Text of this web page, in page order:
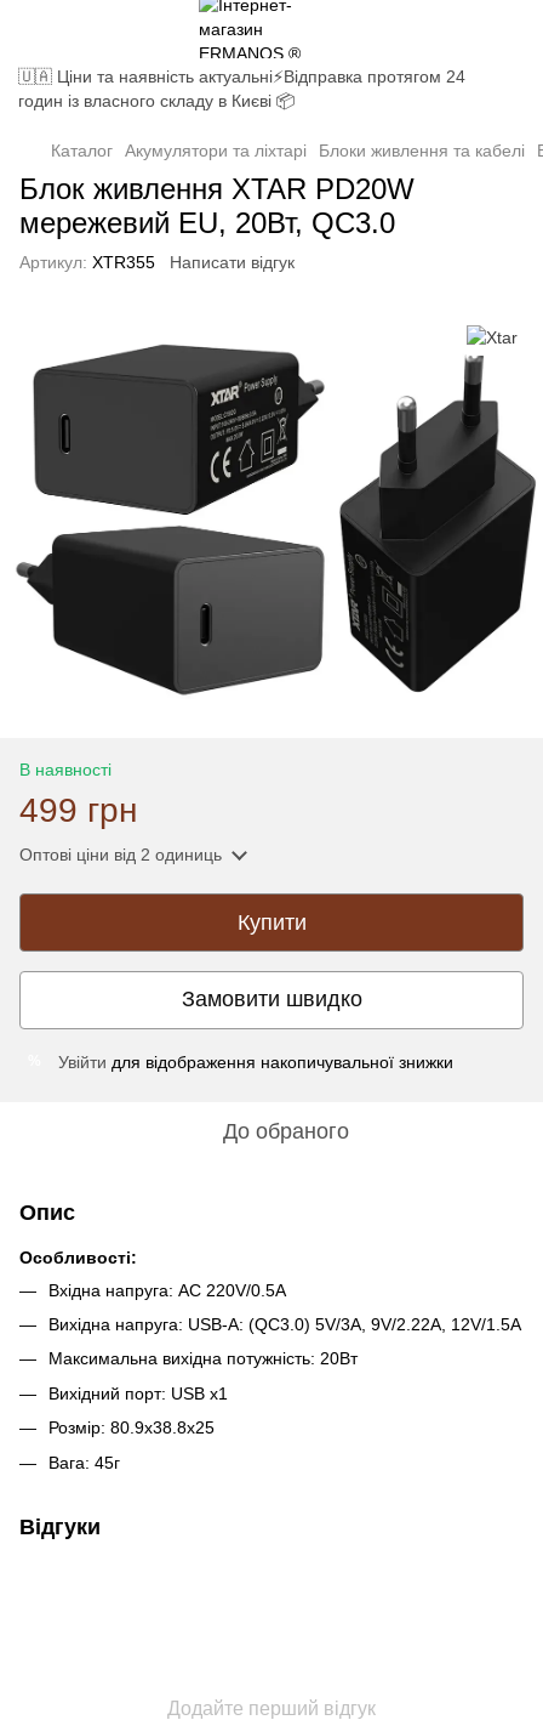
🇺🇦 Ціни та наявність актуальні⚡Відправка протягом 24
годин із власного складу в Києві 📦
Каталог Акумулятори та ліхтарі Блоки живлення та кабелі
Блок живлення XTAR PD20W
мережевий EU, 20Вт, QC3.0
Артикул: XTR355 Написати відгук
В наявності
499 грн
Оптові ціни від 2 одиниць
Купити
Замовити швидко
Увійти для відображення накопичувальної знижки
До обраного
Опис
Особливості:
Вхідна напруга: AC 220V/0.5A
Вихідна напруга: USB-A: (QC3.0) 5V/3A, 9V/2.22A, 12V/1.5A
Максимальна вихідна потужність: 20Вт
Вихідний порт: USB х1
Розмір: 80.9x38.8x25
Вага: 45г
Відгуки
Додайте перший відгук